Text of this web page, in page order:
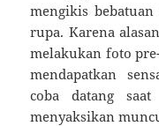
mengikis
rupa. Karena
melakukan foto
mendapatkan
coba datang
menyaksikan